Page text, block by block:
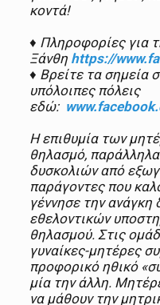
κοντά!
♦ Πληροφορίες για
Ξάνθη https://
♦ Βρείτε τα σημεία
υπόλοιπες πόλεις
εδώ:
Η επιθυμία των
θηλασμό,
δυσκολιών από
παράγοντες που
γέννησε την ανάγκη
εθελοντικών
θηλασμού. Στις
γυναίκες-μητέρες
προφορικό ηθικό
μία την άλλη.
να μάθουν την